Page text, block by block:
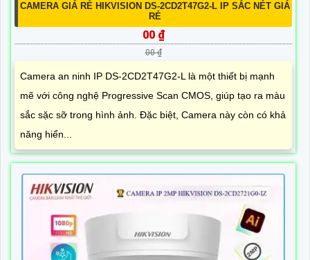
CAMERA GIÁ RẺ HIKVISION DS-2CD2T47G2-L IP SẮC NÉT GIÁ
RẺ
00 ₫
00 ₫
Camera an ninh IP DS-2CD2T47G2-L là một thiết bị mạnh
mẽ với công nghệ Progressive Scan CMOS, giúp tạo ra màu
sắc sặc sỡ trong hình ảnh. Đặc biệt, Camera này còn có khả
năng hiển...